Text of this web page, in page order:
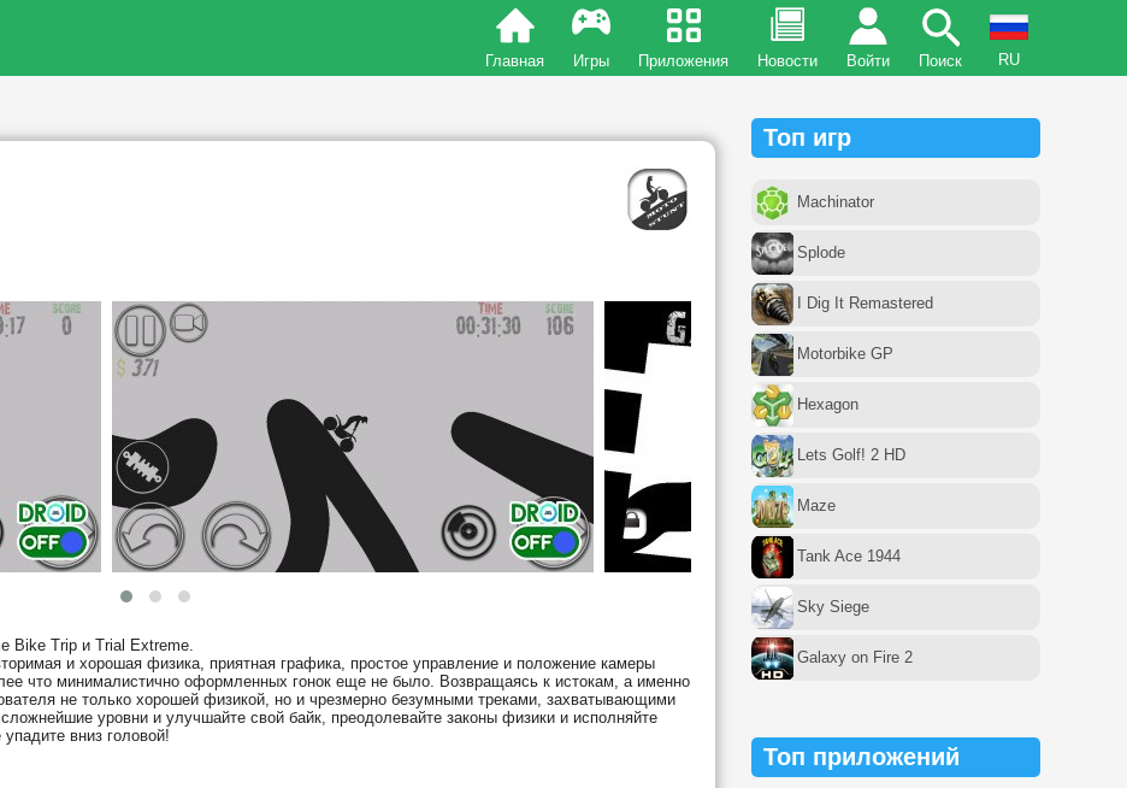
Главная Игры Приложения Новости Войти Поиск RU
Bike Trip и Trial Extreme.
и хорошая физика, приятная графика, простое управление и положение камеры
что минималистично оформленных гонок еще не было. Возвращаясь к истокам, а именно
не только хорошей физикой, но и чрезмерно безумными треками, захватывающими
уровни и улучшайте свой байк, преодолевайте законы физики и исполняйте
вниз головой!
Топ игр
Machinator
Splode
I Dig It Remastered
Motorbike GP
Hexagon
Lets Golf! 2 HD
Maze
Tank Ace 1944
Sky Siege
Galaxy on Fire 2
Топ приложений